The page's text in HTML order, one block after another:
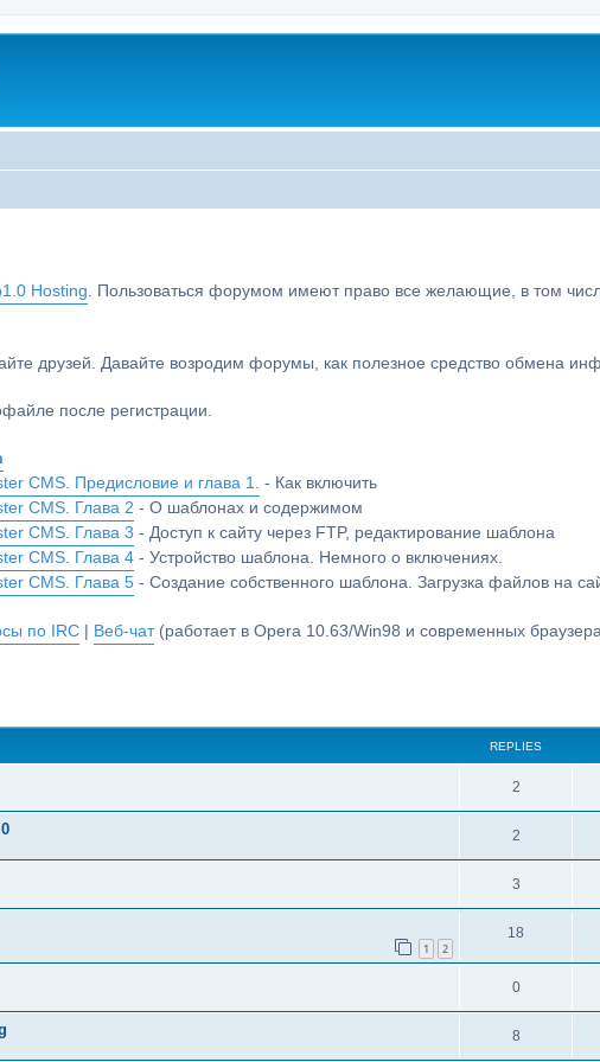
Hosting . Пользоваться форумом имеют право все желающие, в том
друзей. Давайте возродим форумы, как полезное средство обмена
после регистрации.
CMS. Предисловие и глава 1.
- Как включить
CMS. Глава 2 - О шаблонах и содержимом
CMS. Глава 3 - Доступ к сайту через FTP, редактирование шаблона
CMS. Глава 4 - Устройство шаблона. Немного о включениях.
CMS. Глава 5 - Создание собственного шаблона. Загрузка файлов на
по IRC | Веб-чат(работает в Opera 10.63/Win98 и современных
REPLIES
2
2
3
1 2
18
0
8